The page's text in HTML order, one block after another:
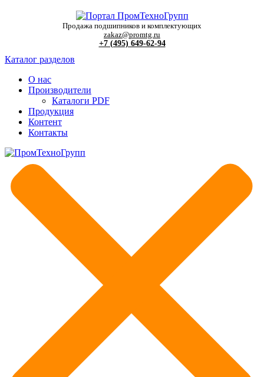
Продажа подшипников и комплектующих
zakaz@promtg.ru
+7 (495) 649-62-94
Каталог разделов
О нас
Производители
Каталоги PDF
Продукция
Контент
Контакты